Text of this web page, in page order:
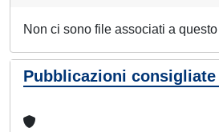
Non ci sono file associati a
Pubblicazioni consigliate